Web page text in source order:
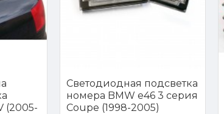
(2005-
Светодиодная подсветка
номера BMW e46 3 серия
Coupe (1998-2005)